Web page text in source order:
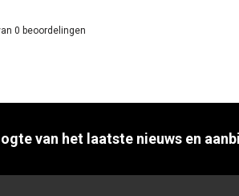
0 beoordelingen
van het laatste nieuws en